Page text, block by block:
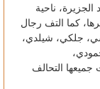
ناحية
كما التف رجال
جلكي، شيلدي،
التحالف